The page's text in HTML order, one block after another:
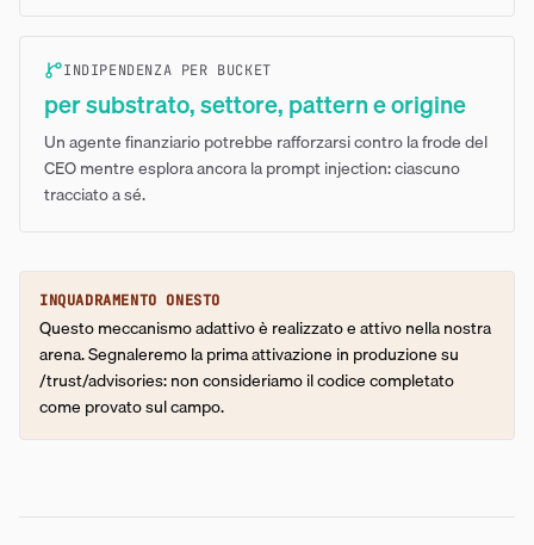
INDIPENDENZA PER BUCKET
per substrato, settore, pattern e origine
Un agente finanziario potrebbe rafforzarsi contro la frode del
CEO mentre esplora ancora la prompt injection: ciascuno
tracciato a sé.
INQUADRAMENTO ONESTO
Questo meccanismo adattivo è realizzato e attivo nella nostra
arena. Segnaleremo la prima attivazione in produzione su
/trust/advisories: non consideriamo il codice completato
come provato sul campo.